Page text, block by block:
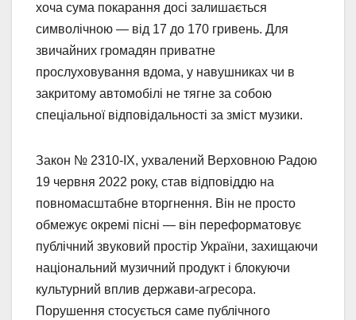
хоча сума покарання досі залишається
символічною — від 17 до 170 гривень. Для
звичайних громадян приватне
прослуховування вдома, у навушниках чи в
закритому автомобілі не тягне за собою
спеціальної відповідальності за зміст музики.
Закон № 2310-IX, ухвалений Верховною Радою
19 червня 2022 року, став відповіддю на
повномасштабне вторгнення. Він не просто
обмежує окремі пісні — він переформатовує
публічний звуковий простір України, захищаючи
національний музичний продукт і блокуючи
культурний вплив держави-агресора.
Порушення стосується саме публічного